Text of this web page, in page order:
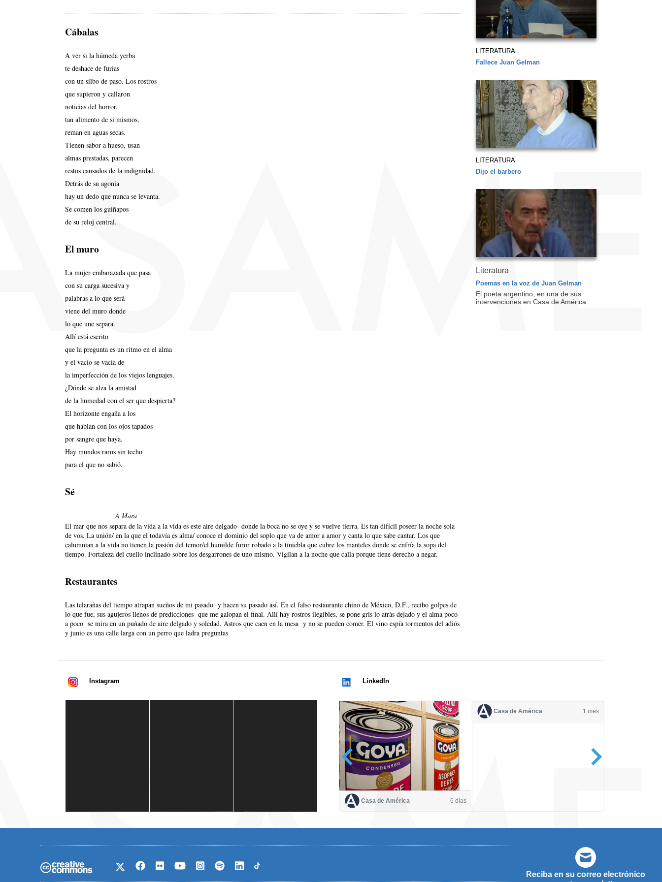
Cábalas
A ver si la húmeda yerba
te deshace de furias
con un silbo de paso. Los rostros
que supieron y callaron
noticias del horror,
tan alimento de sí mismos,
reman en aguas secas.
Tienen sabor a hueso, usan
almas prestadas, parecen
restos cansados de la indignidad.
Detrás de su agonía
hay un dedo que nunca se levanta.
Se comen los guiñapos
de su reloj central.
El muro
La mujer embarazada que pasa
con su carga sucesiva y
palabras a lo que será
viene del muro donde
lo que une separa.
Allí está escrito
que la pregunta es un ritmo en el alma
y el vacío se vacía de
la imperfección de los viejos lenguajes.
¿Dónde se alza la amistad
de la humedad con el ser que despierta?
El horizonte engaña a los
que hablan con los ojos tapados
por sangre que haya.
Hay mundos raros sin techo
para el que no sabió.
Sé
A Mara
El mar que nos separa de la vida a la vida es este aire delgado donde la boca no se oye y se vuelve tierra. Es tan difícil poseer la noche sola
de vos. La unión/ en la que el todavía es alma/ conoce el dominio del soplo que va de amor a amor y canta lo que sabe cantar. Los que
calumnian a la vida no tienen la pasión del temor/el humilde furor robado a la tiniebla que cubre los manteles donde se enfría la sopa del
tiempo. Fortaleza del cuello inclinado sobre los desgarrones de uno mismo. Vigilan a la noche que calla porque tiene derecho a negar.
Restaurantes
Las telarañas del tiempo atrapan sueños de mi pasado y hacen su pasado así. En el falso restaurante chino de México, D.F., recibo golpes de
lo que fue, sus agujeros llenos de predicciones que me galopan el final. Allí hay rostros ilegibles, se pone gris lo atrás dejado y el alma poco
a poco se mira en un puñado de aire delgado y soledad. Astros que caen en la mesa y no se pueden comer. El vino espía tormentos del adiós
y junio es una calle larga con un perro que ladra preguntas
LITERATURA
Fallece Juan Gelman
LITERATURA
Dijo el barbero
Literatura
Poemas en la voz de Juan Gelman
El poeta argentino, en una de sus
intervenciones en Casa de América
Instagram LinkedIn
Casa de América 6 días
Casa de América 1 mes
Reciba en su correo electrónico